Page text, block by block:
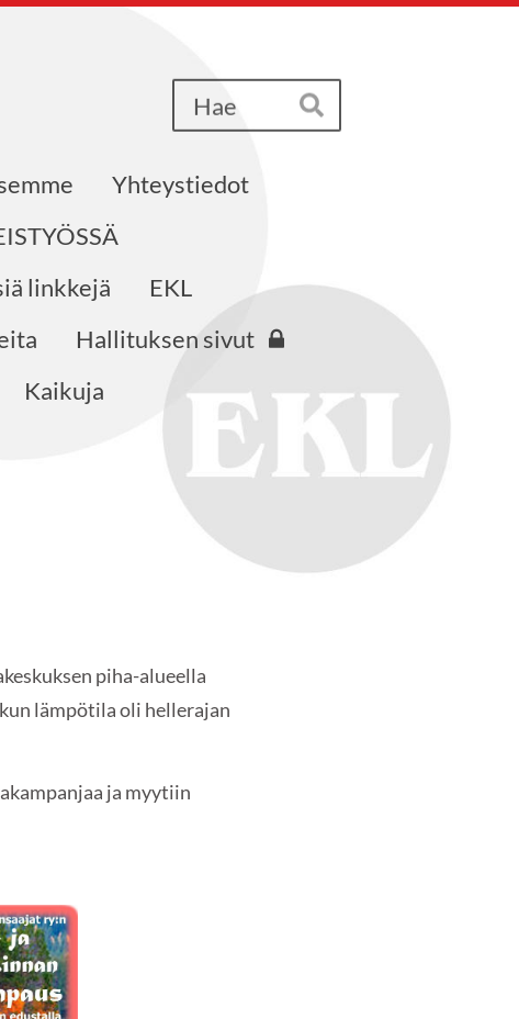
Hae
Yhteystiedot
linkkejä
EKL
Hallituksen sivut
Kaikuja
piha-alueella
lämpötila oli hellerajan
ja myytiin